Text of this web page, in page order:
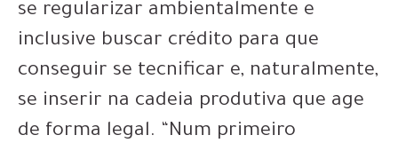
se regularizar ambientalmente e
inclusive buscar crédito para que
conseguir se tecnificar e, naturalmente,
se inserir na cadeia produtiva que age
de forma legal. “Num primeiro